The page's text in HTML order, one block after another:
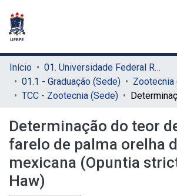
Início
01. Universidade Federal Rural de Pernambuco - UFRPE (Sede)
01.1 - Graduação (Sede)
Zootecnia
TCC - Zootecnia (Sede)
Determinação do teor
farelo de palma orelha
mexicana (Opuntia
Haw)